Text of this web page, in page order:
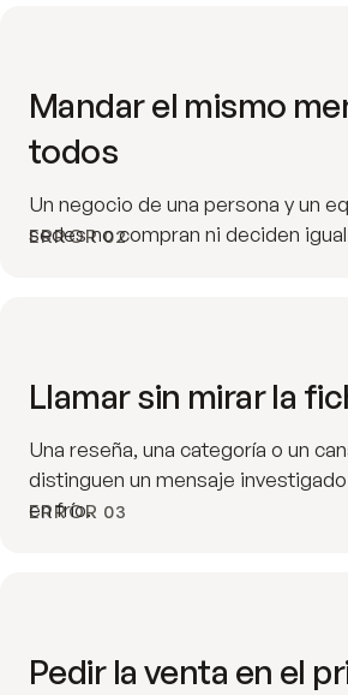
ERROR 02
Mandar el mismo
todos
Un negocio de una persona y un
sedes no compran ni deciden
ERROR 03
Llamar sin mirar la
Una reseña, una categoría o un
distinguen un mensaje
en frío.
Pedir la venta en el